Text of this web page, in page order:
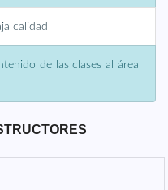
calidad
de las clases al área